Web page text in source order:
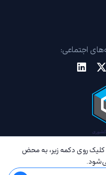
روی دکمه زیر، به محض
اجتماعی: